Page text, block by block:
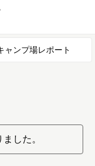
ャンプ場レポート
した。